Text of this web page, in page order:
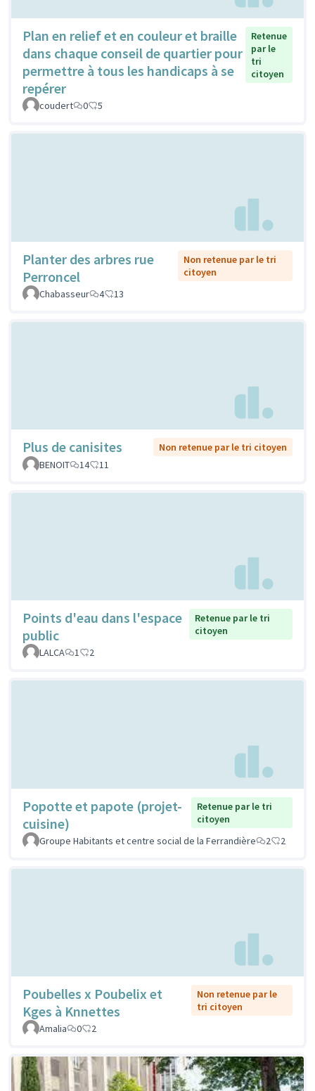
Plan en relief et en couleur et braille
dans chaque conseil de quartier pour
permettre à tous les handicaps à se
repérer
Retenue
par le
tri
citoyen
coudert 0 5
Planter des arbres rue
Perroncel
Non retenue par le tri
citoyen
Chabasseur
4 13
Plus de canisites
Non retenue par le tri citoyen
BENOIT
14 11
Points d'eau dans l'espace
public
Retenue par le tri
citoyen
LALCA
1 2
Popotte et papote (projet-
cuisine)
Retenue par le tri
citoyen
Groupe Habitants et centre social de la Ferrandière
2 2
Poubelles x Poubelix et
Kges à Knnettes
Non retenue par le
tri citoyen
Amalia
0 2